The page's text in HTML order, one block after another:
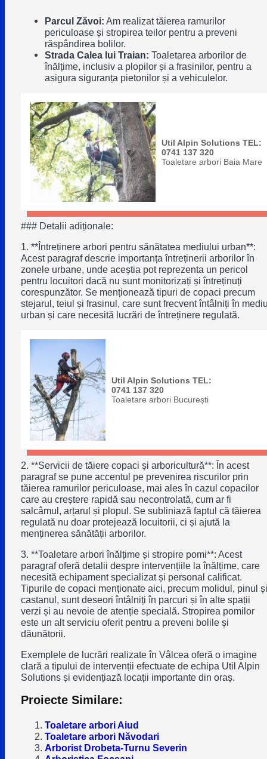
Parcul Zăvoi: Am realizat tăierea ramurilor
periculoase și stropirea teilor pentru a preveni
răspândirea bolilor.
Strada Calea lui Traian: Toaletarea arborilor de
înălțime, inclusiv a plopilor și a frasinilor, pentru a
asigura siguranța pietonilor și a vehiculelor.
Util Alpin Solutions TEL:
0741 137 320
Toaletare arbori Baia Mare
### Detalii adiționale:
1. **Întreținere arbori pentru sănătatea mediului urban**:
Acest paragraf descrie importanța întreținerii arborilor în
zonele urbane, unde aceștia pot reprezenta un pericol
pentru locuitori dacă nu sunt monitorizați și întreținuți
corespunzător. Se menționează tipuri de copaci precum
stejarul, teiul și frasinul, care sunt frecvent întâlniți în
urban și care necesită lucrări de întreținere regulată.
Util Alpin Solutions TEL:
0741 137 320
Toaletare arbori București
2. **Servicii de tăiere copaci și arboricultură**: În acest
paragraf se pune accentul pe prevenirea riscurilor prin
tăierea ramurilor periculoase, mai ales în cazul copacilor
care au creștere rapidă sau necontrolată, cum ar fi
salcâmul, arțarul și plopul. Se subliniază faptul că tăierea
regulată nu doar protejează locuitorii, ci și ajută la
menținerea sănătății arborilor.
3. **Toaletare arbori înălțime și stropire pomi**: Acest
paragraf oferă detalii despre intervențiile la înălțime, care
necesită echipament specializat și personal calificat.
Tipurile de copaci menționate aici, precum molidul, pinul și
castanul, sunt deseori întâlniți în parcuri și în alte spații
verzi și au nevoie de atenție specială. Stropirea pomilor
este un alt serviciu oferit pentru a preveni bolile și
dăunătorii.
Exemplele de lucrări realizate în Vâlcea oferă o imagine
clară a tipului de intervenții efectuate de echipa Util Alpin
Solutions și evidențiază locații importante din oraș.
Proiecte Similare:
Toaletare arbori Aiud
Toaletare arbori Năvodari
Arborist Drobeta-Turnu Severin